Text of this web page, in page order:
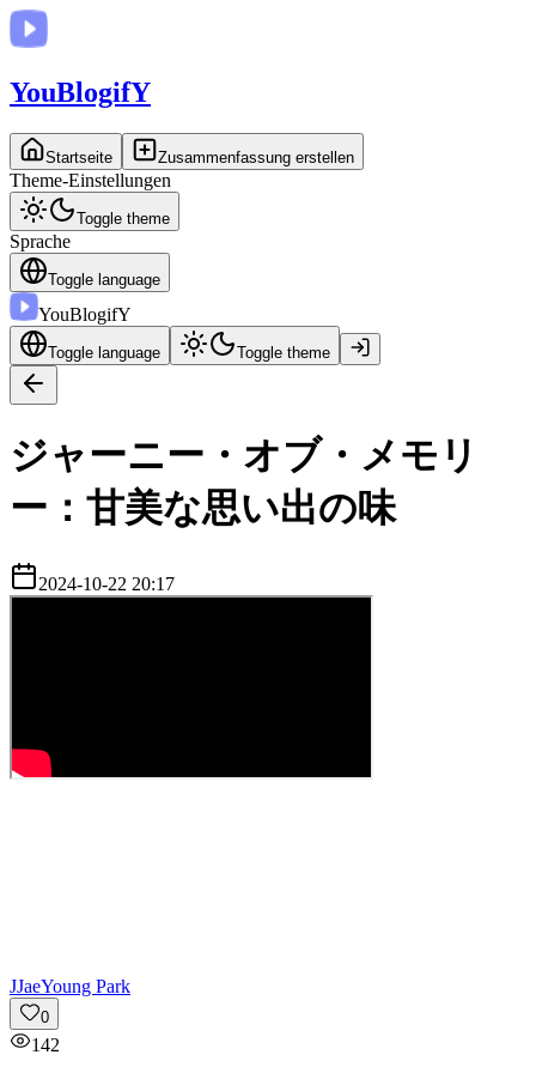
YouBlogifY
Startseite Zusammenfassung erstellen
Theme-Einstellungen
Toggle theme
Sprache
Toggle language
YouBlogifY
Toggle language Toggle theme
ジャーニー・オブ・メモリ
ー：甘美な思い出の味
2024-10-22 20:17
JJaeYoung Park
0
142